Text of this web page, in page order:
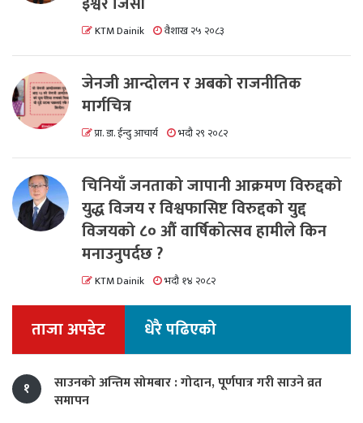
KTM Dainik वैशाख २५ २०८३
जेनजी आन्दोलन र अबको राजनीतिक
मार्गचित्र
प्रा. डा. ईन्दु आचार्य भदौ २९ २०८२
चिनियाँ जनताको जापानी आक्रमण विरुद्दको
युद्ध विजय र विश्वफासिष्ट विरुद्दको युद्द
विजयको ८० औं वार्षिकोत्सव हामीले किन
मनाउनुपर्दछ ?
KTM Dainik भदौ १४ २०८२
ताजा अपडेट धेरै पढिएको
१
साउनको अन्तिम सोमबार : गोदान, पूर्णपात्र गरी साउने व्रत
समापन